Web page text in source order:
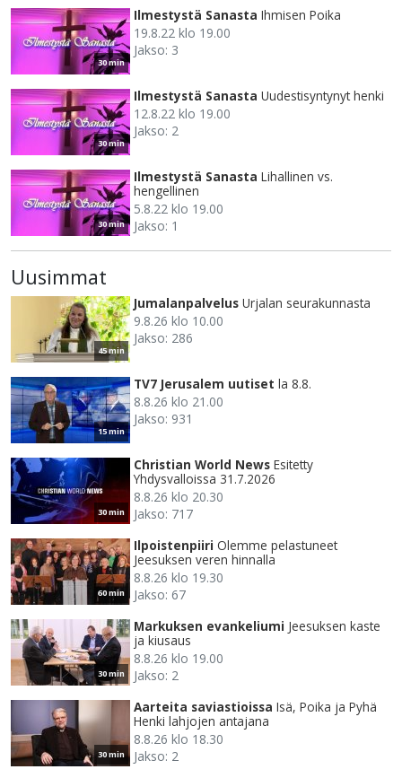
30 min
Ilmestystä Sanasta Ihmisen Poika
19.8.22 klo 19.00
Jakso: 3
30 min
Ilmestystä Sanasta Uudestisyntynyt henki
12.8.22 klo 19.00
Jakso: 2
30 min
Ilmestystä Sanasta Lihallinen vs.
hengellinen
5.8.22 klo 19.00
Jakso: 1
Uusimmat
45 min
Jumalanpalvelus Urjalan seurakunnasta
9.8.26 klo 10.00
Jakso: 286
15 min
TV7 Jerusalem uutiset la 8.8.
8.8.26 klo 21.00
Jakso: 931
30 min
Christian World News Esitetty
Yhdysvalloissa 31.7.2026
8.8.26 klo 20.30
Jakso: 717
60 min
Ilpoistenpiiri Olemme pelastuneet
Jeesuksen veren hinnalla
8.8.26 klo 19.30
Jakso: 67
30 min
Markuksen evankeliumi Jeesuksen kaste
ja kiusaus
8.8.26 klo 19.00
Jakso: 2
30 min
Aarteita saviastioissa Isä, Poika ja Pyhä
Henki lahjojen antajana
8.8.26 klo 18.30
Jakso: 2